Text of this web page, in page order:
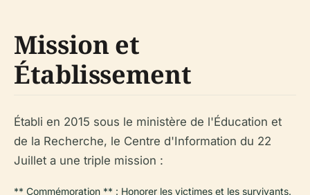
Mission et
Établissement
Établi en 2015 sous le ministère de l'Éducation et
de la Recherche, le Centre d'Information du 22
Juillet a une triple mission :
** Commémoration ** : Honorer les victimes et les survivants.